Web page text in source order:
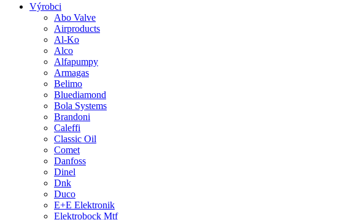
Výrobci
Abo Valve
Airproducts
Al-Ko
Alco
Alfapumpy
Armagas
Belimo
Bluediamond
Bola Systems
Brandoni
Caleffi
Classic Oil
Comet
Danfoss
Dinel
Dnk
Duco
E+E Elektronik
Elektrobock Mtf